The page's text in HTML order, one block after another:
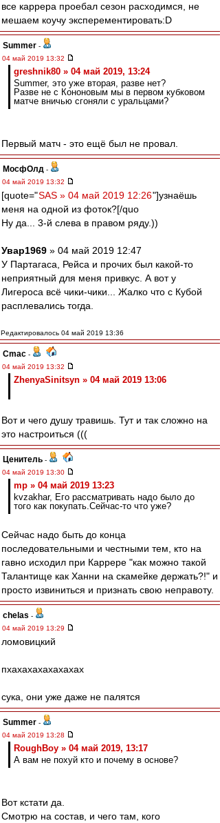
все каррера проебал сезон расходимся, не
мешаем коучу эксперементировать:D
Summer -
04 май 2019 13:32
greshnik80 » 04 май 2019, 13:24
Summer, это уже вторая, разве нет?
Разве не с Кононовым мы в первом кубковом
матче вничью сгоняли с уральцами?
Первый матч - это ещё был не провал.
МосфОлд -
04 май 2019 13:32
[quote="SAS » 04 май 2019 12:26"]узнаёшь
меня на одной из фоток?[/quo
Ну да... 3-й слева в правом ряду.))
Увар1969 » 04 май 2019 12:47
У Партагаса, Рейса и прочих был какой-то
неприятный для меня привкус. А вот у
Лигероса всё чики-чики... Жалко что с Кубой
расплевались тогда.
Редактировалось 04 май 2019 13:36
Cmac -
04 май 2019 13:32
ZhenyaSinitsyn » 04 май 2019 13:06
Вот и чего душу травишь. Тут и так сложно на
это настроиться (((
Ценитель -
04 май 2019 13:30
mp » 04 май 2019 13:23
kvzakhar, Его рассматривать надо было до
того как покупать.Сейчас-то что уже?
Сейчас надо быть до конца
последовательными и честными тем, кто на
гавно исходил при Каррере "как можно такой
Талантище как Ханни на скамейке держать?!" и
просто извиниться и признать свою неправоту.
chelas -
04 май 2019 13:29
ломовицкий
пхахахахахахахах
сука, они уже даже не палятся
Summer -
04 май 2019 13:28
RoughBoy » 04 май 2019, 13:17
А вам не похуй кто и почему в основе?
Вот кстати да.
Смотрю на состав, и чего там, кого